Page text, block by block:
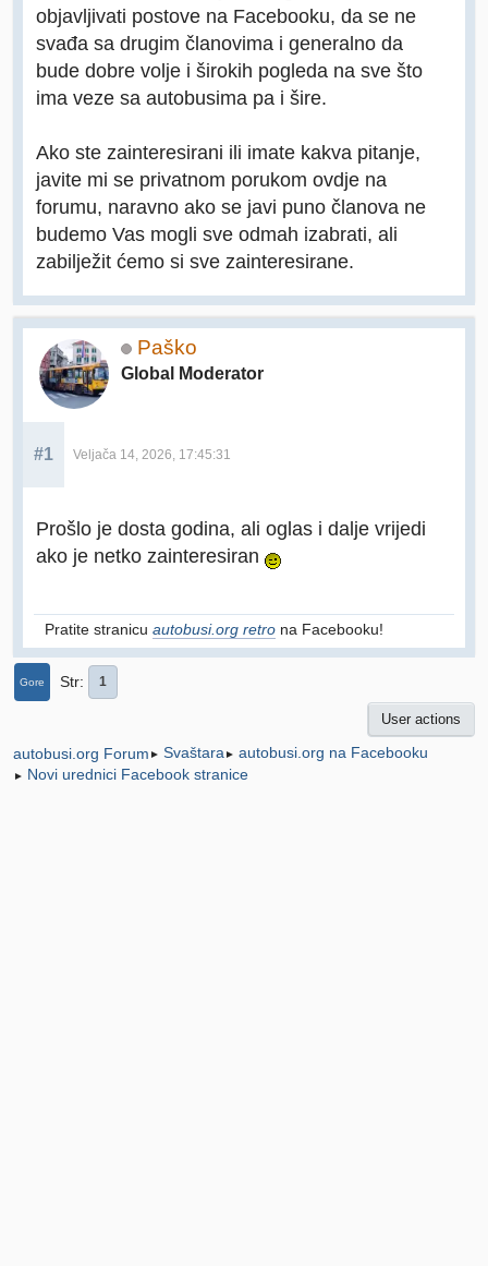
objavljivati postove na Facebooku, da se ne
svađa sa drugim članovima i generalno da
bude dobre volje i širokih pogleda na sve što
ima veze sa autobusima pa i šire.
Ako ste zainteresirani ili imate kakva pitanje,
javite mi se privatnom porukom ovdje na
forumu, naravno ako se javi puno članova ne
budemo Vas mogli sve odmah izabrati, ali
zabilježit ćemo si sve zainteresirane.
Paško
Global Moderator
#1 Veljača 14, 2026, 17:45:31
Prošlo je dosta godina, ali oglas i dalje vrijedi
ako je netko zainteresiran
Pratite stranicu autobusi.org retro na Facebooku!
Gore Str 1
User actions
autobusi.org Forum ► Svaštara ► autobusi.org na Facebooku
► Novi urednici Facebook stranice